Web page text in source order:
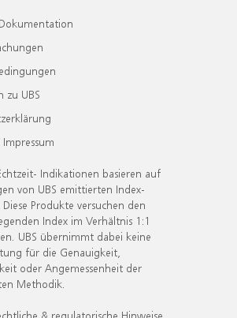
zu UBS
Impressum
Indikationen basieren auf
von UBS emittierten Index-
Produkte versuchen den
Index im Verhältnis 1:1
UBS übernimmt dabei keine
für die Genauigkeit,
oder Angemessenheit der
Methodik.